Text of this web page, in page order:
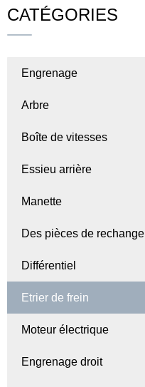
CATÉGORIES
Engrenage
Arbre
Boîte de vitesses
Essieu arrière
Manette
Des pièces de rechange
Différentiel
Etrier de frein
Moteur électrique
Engrenage droit